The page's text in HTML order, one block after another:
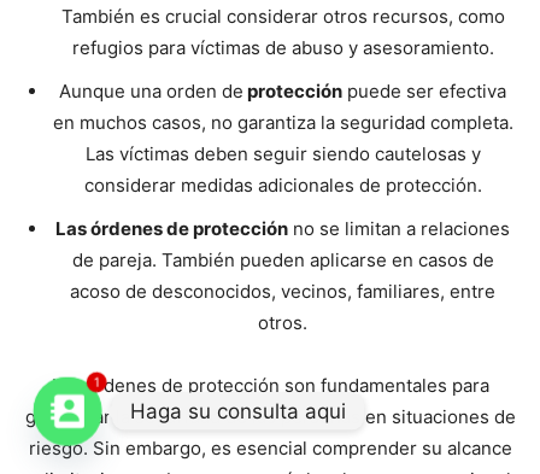
También es crucial considerar otros recursos, como
refugios para víctimas de abuso y asesoramiento.
Aunque una orden de protección puede ser efectiva
en muchos casos, no garantiza la seguridad completa.
Las víctimas deben seguir siendo cautelosas y
considerar medidas adicionales de protección.
Las órdenes de protección no se limitan a relaciones
de pareja. También pueden aplicarse en casos de
acoso de desconocidos, vecinos, familiares, entre
otros.
Las órdenes de protección son fundamentales para
garantizar la seguridad de las personas en situaciones de
riesgo. Sin embargo, es esencial comprender su alcance
1
Haga su consulta aqui